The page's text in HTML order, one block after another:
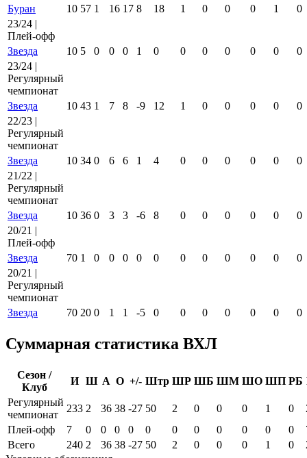
Буран
10 57 1 16 17 8 18 1 0 0 0 1
0
23/24 |
Плей-офф
Звезда
10 5 0 0 0 1 0 0 0 0 0 0
0
23/24 |
Регулярный
чемпионат
Звезда
10 43 1 7 8 -9 12 1 0 0 0 0
0
22/23 |
Регулярный
чемпионат
Звезда
10 34 0 6 6 1 4 0 0 0 0 0
0
21/22 |
Регулярный
чемпионат
Звезда
10 36 0 3 3 -6 8 0 0 0 0 0
0
20/21 |
Плей-офф
Звезда
70 1 0 0 0 0 0 0 0 0 0 0
0
20/21 |
Регулярный
чемпионат
Звезда
70 20 0 1 1 -5 0 0 0 0 0 0 0
Суммарная статистика ВХЛ
Сезон /
Клуб
И Ш А О +/- Штр ШР ШБ ШМ ШО ШП РБ
Регулярный
чемпионат
233 2 36 38 -27 50 2 0 0 0 1 0
Плей-офф
7 0 0 0 0 0 0 0 0 0 0 0
Всего
240 2 36 38 -27 50 2 0 0 0 1 0